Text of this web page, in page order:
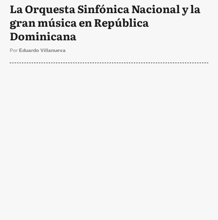
La Orquesta Sinfónica Nacional y la
gran música en República
Dominicana
Por Eduardo Villanueva